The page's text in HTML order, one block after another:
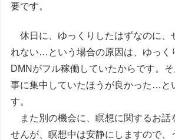
要です。
休日に、ゆっくりしたはずなのに、
れない…という場合の原因は、ゆっく
DMNがフル稼働していたからです。
事に集中していたほうが良かった…と
す。
また別の機会に、瞑想に関するお話
せんが、瞑想中は安静にしますので、